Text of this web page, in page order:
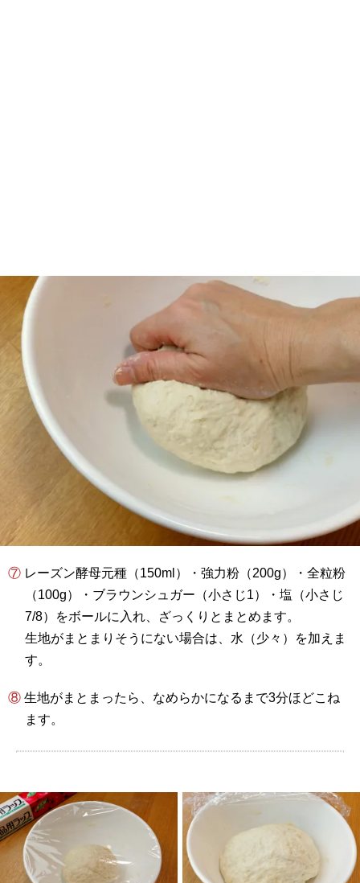
⑦ レーズン酵母元種（150ml）・強力粉（200g）・全粒粉
（100g）・ブラウンシュガー（小さじ1）・塩（小さじ
7/8）をボールに入れ、ざっくりとまとめます。
生地がまとまりそうにない場合は、水（少々）を加えま
す。
⑧ 生地がまとまったら、なめらかになるまで3分ほどこね
ます。